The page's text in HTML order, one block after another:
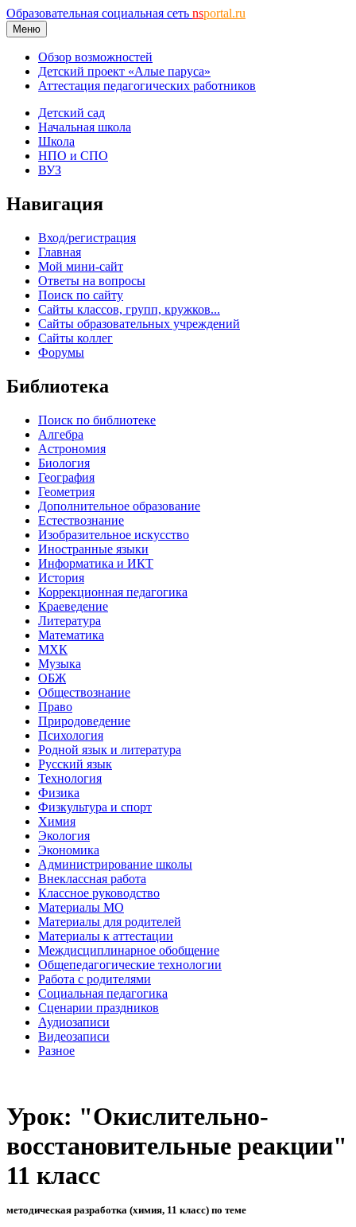
Образовательная социальная сеть nsportal.ru
Меню
Обзор возможностей
Детский проект «Алые паруса»
Аттестация педагогических работников
Детский сад
Начальная школа
Школа
НПО и СПО
ВУЗ
Навигация
Вход/регистрация
Главная
Мой мини-сайт
Ответы на вопросы
Поиск по сайту
Сайты классов, групп, кружков...
Сайты образовательных учреждений
Сайты коллег
Форумы
Библиотека
Поиск по библиотеке
Алгебра
Астрономия
Биология
География
Геометрия
Дополнительное образование
Естествознание
Изобразительное искусство
Иностранные языки
Информатика и ИКТ
История
Коррекционная педагогика
Краеведение
Литература
Математика
МХК
Музыка
ОБЖ
Обществознание
Право
Природоведение
Психология
Родной язык и литература
Русский язык
Технология
Физика
Физкультура и спорт
Химия
Экология
Экономика
Администрирование школы
Внеклассная работа
Классное руководство
Материалы МО
Материалы для родителей
Материалы к аттестации
Междисциплинарное обобщение
Общепедагогические технологии
Работа с родителями
Социальная педагогика
Сценарии праздников
Аудиозаписи
Видеозаписи
Разное
Урок: "Окислительно-
восстановительные реакции"
11 класс
методическая разработка (химия, 11 класс) по теме